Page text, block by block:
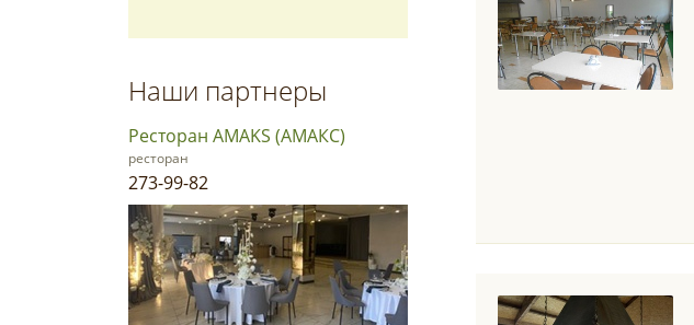
Наши партнеры
Ресторан AMAKS (АМАКС)
ресторан
273-99-82